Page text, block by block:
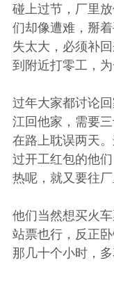
碰上过节，厂里
们却像遭难，掰
失太大，必须补
到附近打零工，
过年大家都讨论
江回他家，需要
在路上耽误两天
过开工红包的他
热呢，就又要往厂
他们当然想买火
站票也行，反正
那几十个小时，